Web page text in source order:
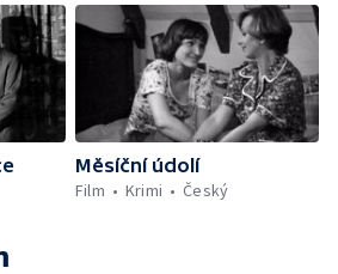
Měsíční údolí
Film
Krimi Český